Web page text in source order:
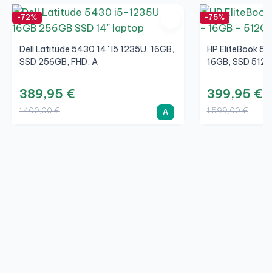
-72%
Dell Latitude 5430 14" I5 1235U, 16GB,
SSD 256GB, FHD, A
389,95 €
1 400,00 € A
-75%
HP EliteBook
16GB, SSD
399,95 €
1 599,00 €